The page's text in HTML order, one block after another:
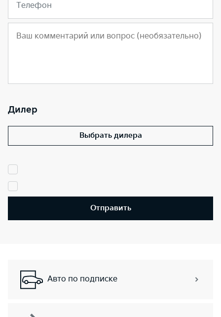
Телефон
Дилер
Выбрать дилера
Отправить
Авто по подписке